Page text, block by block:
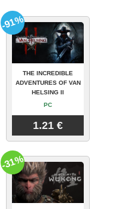
THE INCREDIBLE
ADVENTURES OF VAN
HELSING II
PC
1.21 €
-91%
-31%